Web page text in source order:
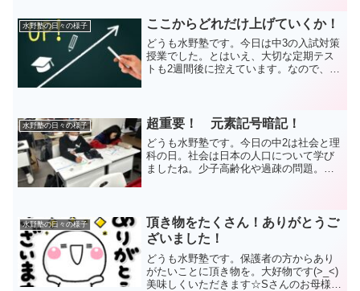
す。お楽しみ...
水野塾の日々の様子 ここからどれだけ上げていくか！
どうも水野塾です。今日は中3の入試対策
授業でした。とはいえ、大切な定期テス
トも2週間後に控えています。なので、定
まだでしたね...
水野塾の日々の様子 超重要！ 元素記号暗記！
どうも水野塾です。今日の中2は社会と理
科の日。社会は日本の人口について学び
ましたね。少子高齢化や過疎の問題。こ
なるでしょう。真剣に話...
水野塾の日々の様子
頂き物をたくさん！ありがとうご
ざいました！
どうも水野塾です。保護者の方からあり
がたいことに頂き物を。大好物です(>_<)
美味しくいただきます☆Sさんのお母様、